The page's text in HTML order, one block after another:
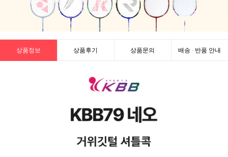
상품정보 상품후기 상품문의 배송 · 반품 안내